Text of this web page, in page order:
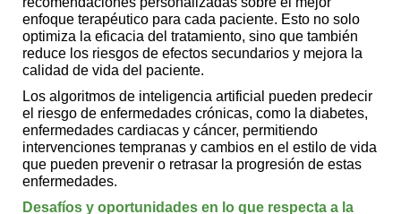
enfoque terapéutico para cada paciente. Esto no solo
optimiza la eficacia del tratamiento, sino que también
reduce los riesgos de efectos secundarios y mejora la
calidad de vida del paciente.
Los algoritmos de inteligencia artificial pueden predecir
el riesgo de enfermedades crónicas, como la diabetes,
enfermedades cardiacas y cáncer, permitiendo
intervenciones tempranas y cambios en el estilo de vida
que pueden prevenir o retrasar la progresión de estas
enfermedades.
Desafíos y oportunidades en lo que respecta a la